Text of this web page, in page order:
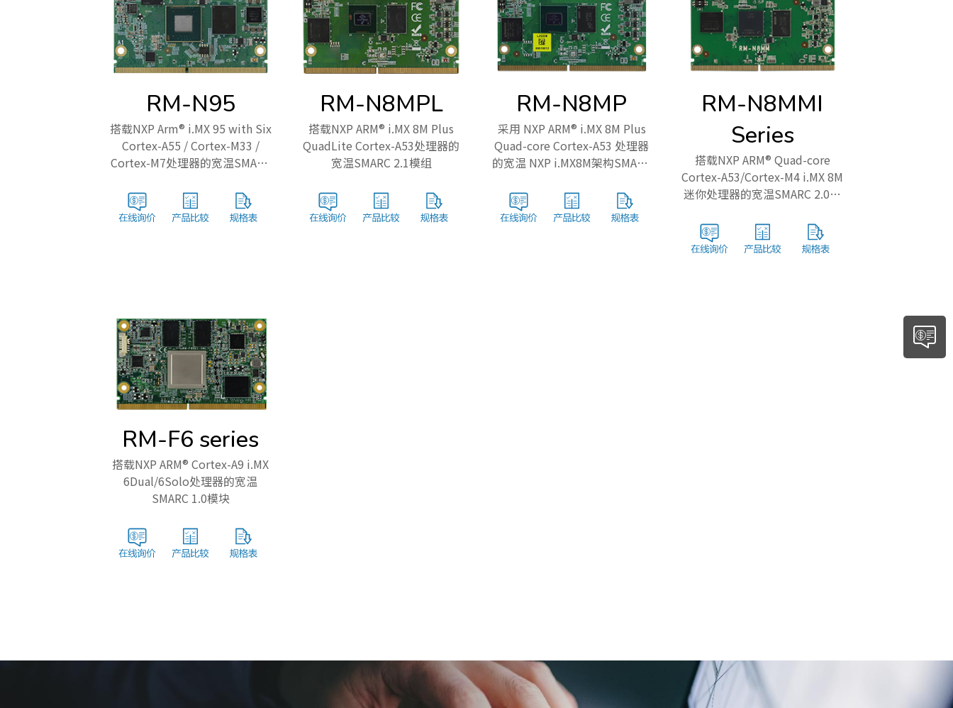
RM-N95
搭载NXP Arm® i.MX 95 with Six
Cortex-A55 / Cortex-M33 /
Cortex-M7处理器的宽温SMARC
RM-N8MPL
搭载NXP ARM® i.MX 8M Plus
QuadLite Cortex-A53处理器的
宽温SMARC 2.1模组
RM-N8MP
采用 NXP ARM® i.MX 8M Plus
Quad-core Cortex-A53 处理器
的宽温 NXP i.MX8M架构SMARC
RM-N8MMI
Series
搭载NXP ARM® Quad-core
Cortex-A53/Cortex-M4 i.MX 8M
迷你处理器的宽温SMARC 2.0模
RM-F6 series
搭载NXP ARM® Cortex-A9 i.MX
6Dual/6Solo处理器的宽温
SMARC 1.0模块